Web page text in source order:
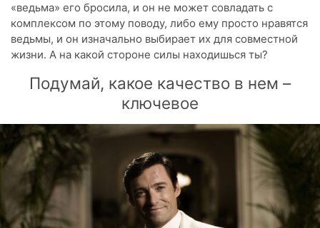
«ведьма» его бросила, и он не может совладать с
комплексом по этому поводу, либо ему просто нравятся
ведьмы, и он изначально выбирает их для совместной
жизни. А на какой стороне силы находишься ты?
Подумай, какое качество в нем –
ключевое